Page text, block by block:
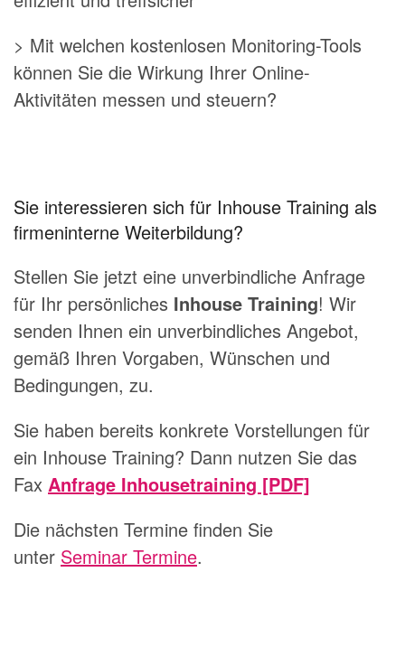
> Mit welchen kostenlosen Monitoring-Tools
können Sie die Wirkung Ihrer Online-
Aktivitäten messen und steuern?
Sie interessieren sich für Inhouse Training als
firmeninterne Weiterbildung?
Stellen Sie jetzt eine unverbindliche Anfrage
für Ihr persönliches Inhouse Training! Wir
senden Ihnen ein unverbindliches Angebot,
gemäß Ihren Vorgaben, Wünschen und
Bedingungen, zu.
Sie haben bereits konkrete Vorstellungen für
ein Inhouse Training? Dann nutzen Sie das
Fax Anfrage Inhousetraining [PDF]
Die nächsten Termine finden Sie
unter Seminar Termine.